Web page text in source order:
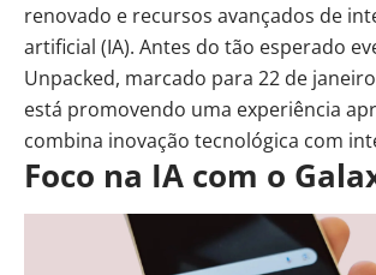
renovado e recursos avançados de
artificial (IA). Antes do tão esperado
Unpacked, marcado para 22 de
está promovendo uma experiência
combina inovação tecnológica com
Foco na IA com o